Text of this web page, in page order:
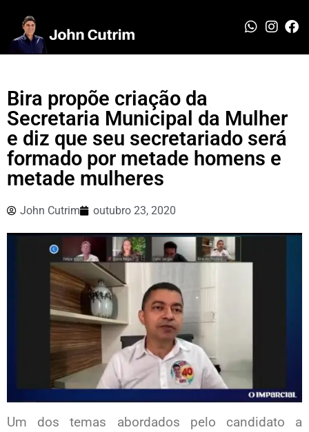
Bira propõe criação da
Secretaria Municipal da Mulher
e diz que seu secretariado será
formado por metade homens e
metade mulheres
John Cutrim outubro 23, 2020
Um dos temas abordados pelo candidato a